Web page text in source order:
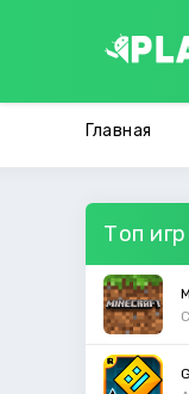
Главная
Топ игр